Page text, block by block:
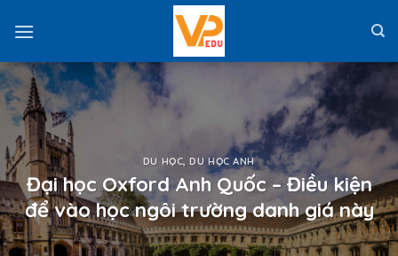
DU HỌC,DU HỌC ANH
Đại học Oxford Anh Quốc – Điều kiện
để vào học ngôi trường danh giá này